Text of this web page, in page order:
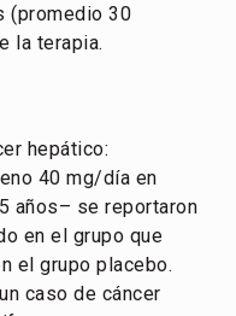
(promedio 30
la terapia.
hepático:
40 mg/día en
años– se reportaron
en el grupo que
el grupo placebo.
caso de cáncer